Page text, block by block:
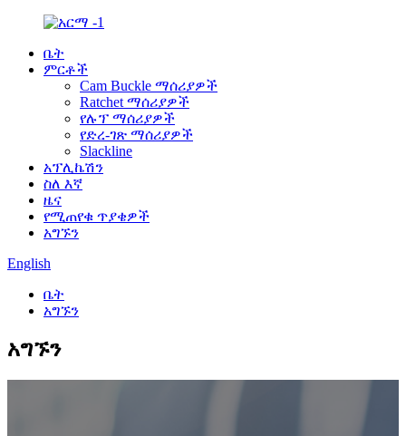
ቤት
ምርቶች
Cam Buckle ማሰሪያዎች
Ratchet ማሰሪያዎች
የሉፕ ማሰሪያዎች
የድረ-ገጽ ማሰሪያዎች
Slackline
አፕሊኬሽን
ስለ እኛ
ዜና
የሚጠየቁ ጥያቄዎች
አግኙን
English
ቤት
አግኙን
አግኙን